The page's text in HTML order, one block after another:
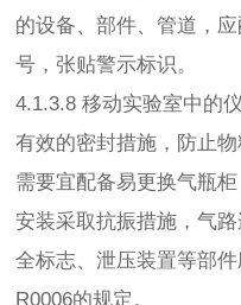
的设备、部件、管道，
号，张贴警示标识。
4.1.3.8 移动实验室中的
有效的密封措施，防止
需要宜配备易更换气瓶
安装采取抗振措施，气
全标志、泄压装置等部
R0006的规定。